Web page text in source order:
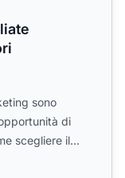
sono
di
scegliere il